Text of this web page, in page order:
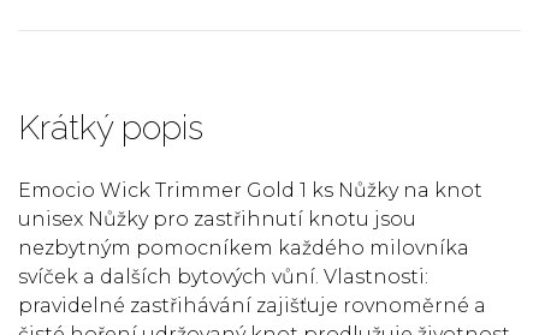
Krátký popis
Emocio Wick Trimmer Gold 1 ks Nůžky na knot
unisex Nůžky pro zastřihnutí knotu jsou
nezbytným pomocníkem každého milovníka
svíček a dalších bytových vůní. Vlastnosti:
pravidelné zastřihávání zajišťuje rovnoměrné a